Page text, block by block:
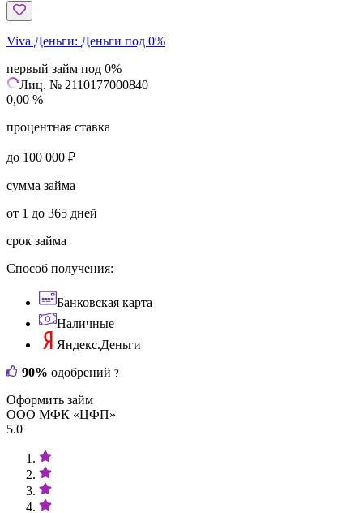
Viva Деньги: Деньги под 0%
первый займ под 0%
Лиц. № 2110177000840
0,00 %
процентная ставка
до 100 000 ₽
сумма займа
от 1 до 365 дней
срок займа
Способ получения:
Банковская карта
Наличные
Яндекс.Деньги
90% одобрений ?
Оформить займ
ООО МФК «ЦФП»
5.0